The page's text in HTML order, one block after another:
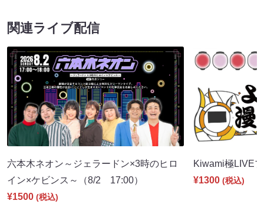
関連ライブ配信
六本木ネオン～ジェラードン×3時のヒロ
イン×ケビンス～（8/2 17:00）
¥1500 (税込)
Kiwami極LIVE
¥1300 (税込)